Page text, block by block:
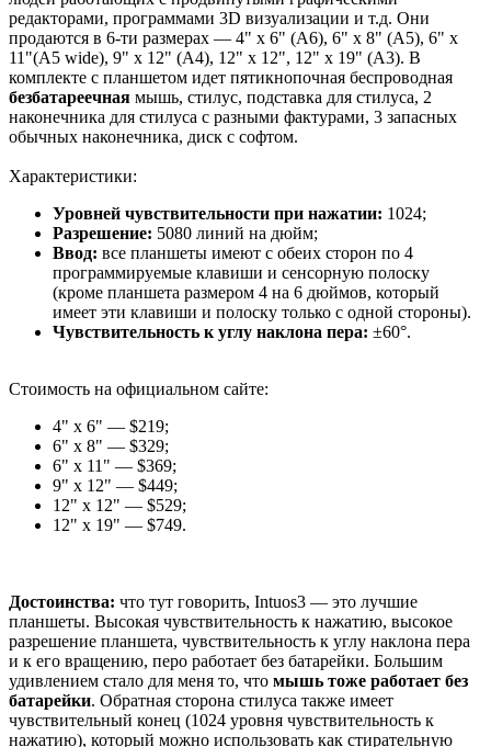
редакторами, программами 3D визуализации и т.д. Они
продаются в 6-ти размерах — 4" x 6" (A6), 6" x 8" (A5), 6" x
11"(A5 wide), 9" x 12" (A4), 12" x 12", 12" x 19" (A3). В
комплекте с планшетом идет пятикнопочная беспроводная
безбатареечная мышь, стилус, подставка для стилуса, 2
наконечника для стилуса с разными фактурами, 3 запасных
обычных наконечника, диск с софтом.
Характеристики:
Уровней чувствительности при нажатии: 1024;
Разрешение: 5080 линий на дюйм;
Ввод: все планшеты имеют с обеих сторон по 4
программируемые клавиши и сенсорную полоску
(кроме планшета размером 4 на 6 дюймов, который
имеет эти клавиши и полоску только с одной стороны).
Чувствительность к углу наклона пера: ±60°.
Стоимость на официальном сайте:
4" x 6" — $219;
6" x 8" — $329;
6" x 11" — $369;
9" x 12" — $449;
12" x 12" — $529;
12" x 19" — $749.
Достоинства: что тут говорить, Intuos3 — это лучшие
планшеты. Высокая чувствительность к нажатию, высокое
разрешение планшета, чувствительность к углу наклона пера
и к его вращению, перо работает без батарейки. Большим
удивлением стало для меня то, что мышь тоже работает без
батарейки. Обратная сторона стилуса также имеет
чувствительный конец (1024 уровня чувствительность к
нажатию), который можно использовать как стирательную